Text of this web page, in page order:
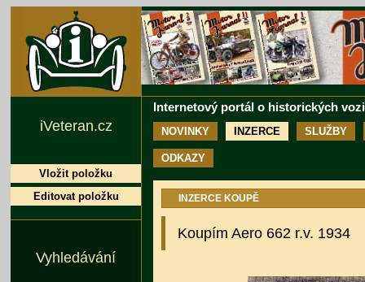
Internetový portál o historických
NOVINKY INZERCE SLUŽBY
ODKAZY
INZERCE KOUPĚ
Koupím Aero 662 r.v. 1934
iVeteran.cz
Vložit položku
Editovat položku
Vyhledávání